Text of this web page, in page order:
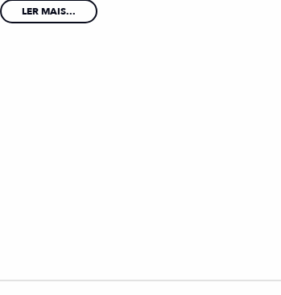
LER MAIS...